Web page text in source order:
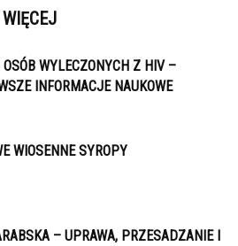
WIĘCEJ
OSÓB WYLECZONYCH Z HIV –
INFORMACJE NAUKOWE
WIOSENNE SYROPY
– UPRAWA, PRZESADZANIE I